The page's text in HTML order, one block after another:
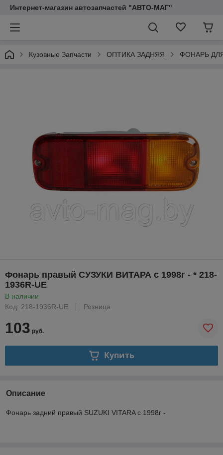
Интернет-магазин автозапчастей "АВТО-МАГ"
Кузовные Запчасти ОПТИКА ЗАДНЯЯ ФОНАРЬ
Фонарь правый СУЗУКИ ВИТАРА с 1998г - * 218-
1936R-UE
В наличии
Код: 218-1936R-UE
Розница
103 руб.
Купить
Описание
Фонарь задний правый SUZUKI VITARA с 1998г -